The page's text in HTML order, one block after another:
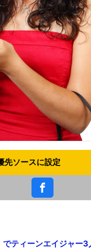
先ソースに設定
でティーンエイジャ